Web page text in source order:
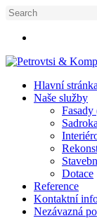
Skip
main
Search
Menu
Hlavní stránka
Naše služby
Fasady
Dotace
Reference
Kontaktní
Nezávazná po